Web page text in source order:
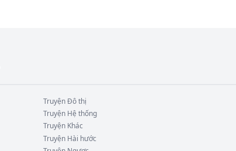
TruyệnĐô thị
Truyện Hệ thống
Truyện Khác
Truyện Hài hước